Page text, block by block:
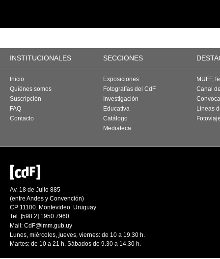
INSTITUCIONALES SECCIONES
Inicio
Quiénes somos
Suscripción
FAQ
Contacto
Exposiciones
Fotografías del CdF
Investigación
Educativa
Catálogo
Mediateca
MUFF,
Canal
Líneas
Av. 18 de Julio 885
(entre Andes y Convención)
CP 11100. Montevideo. Uruguay
Tel: [598 2] 1950 7960
Mail: CdF@imm.gub.uy
Lunes, miércoles, jueves, viernes: de 10 a 19.30 h.
Martes: de 10 a 21 h. Sábados de 9.30 a 14.30 h.